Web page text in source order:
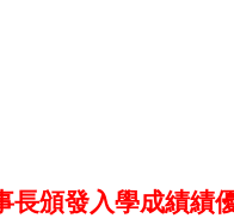
長頒發入學成績績